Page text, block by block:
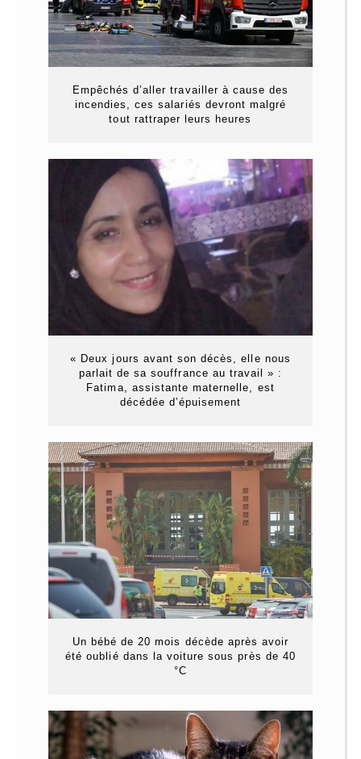
Empêchés d’aller travailler à cause des
incendies, ces salariés devront malgré
tout rattraper leurs heures
« Deux jours avant son décès, elle nous
parlait de sa souffrance au travail » :
Fatima, assistante maternelle, est
décédée d’épuisement
Un bébé de 20 mois décède après avoir
été oublié dans la voiture sous près de 40
°C